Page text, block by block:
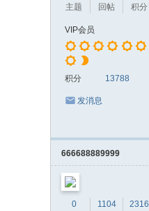
主题
回帖
积分
VIP会员
积分 13788
发消息
666688889999
0
1104
2316